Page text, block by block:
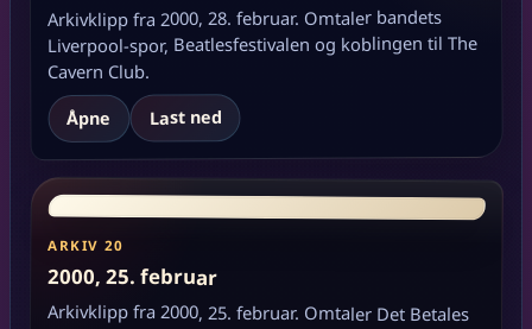
Arkivklipp fra 2000, 28. februar. Omtaler bandets
Liverpool-spor, Beatlesfestivalen og koblingen til The
Cavern Club.
Åpne Last ned
ARKIV 20
2000, 25. februar
Arkivklipp fra 2000, 25. februar. Omtaler Det Betales
sammen med Tony Sheridan, med tråder tilbake til